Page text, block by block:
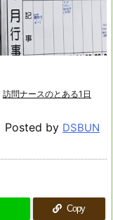
訪問ナースのとある1日
Posted by DSBUN
Copy